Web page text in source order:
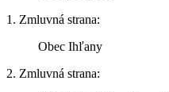
1. Zmluvná strana:
Obec Ihľany
2. Zmluvná strana: